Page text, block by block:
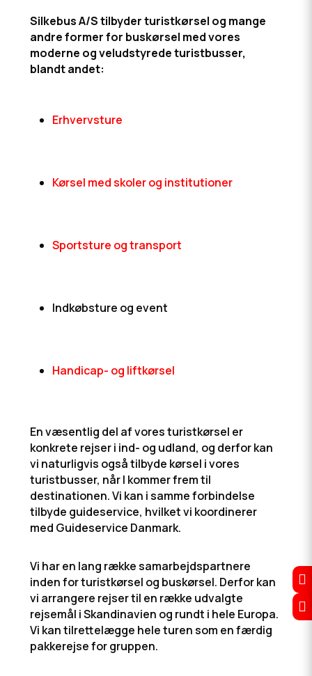
Silkebus A/S tilbyder turistkørsel og mange
andre former for buskørsel med vores
moderne og veludstyrede turistbusser,
blandt andet:
Erhvervsture
Kørsel med skoler og institutioner
Sportsture og transport
Indkøbsture og event
Handicap- og liftkørsel
​En væsentlig del af vores turistkørsel er
konkrete rejser i ind- og udland, og derfor kan
vi naturligvis også tilbyde kørsel i vores
turistbusser, når I kommer frem til
destinationen. Vi kan i samme forbindelse
tilbyde guideservice, hvilket vi koordinerer
med Guideservice Danmark.
Vi har en lang række samarbejdspartnere
inden for turistkørsel og buskørsel. Derfor kan
vi arrangere rejser til en række udvalgte
rejsemål i Skandinavien og rundt i hele Europa.
Vi kan tilrettelægge hele turen som en færdig
pakkerejse for gruppen.

